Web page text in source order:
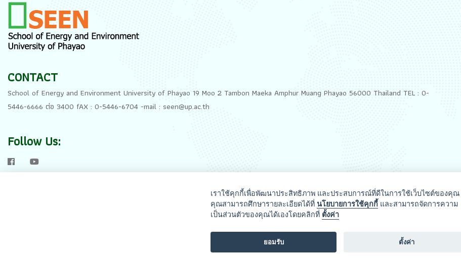
CONTACT
School of Energy and Environment University of Phayao 19 Moo 2 Tambon Maeka Amphur Muang Phayao 56000 Thailand TEL : 0-
5446-6666 ต่อ 3400 fAX : 0-5446-6704 -mail : seen@up.ac.th
Follow Us:
School of Energy and Environment University of Phayao . all rights reserved.
เราใช้คุกกี้เพื่อพัฒนาประสิทธิภาพ และประสบการณ์ที่ดีในการใช้เว็บไซต์ของคุณ
คุณสามารถศึกษารายละเอียดได้ที่ นโยบายการใช้คุกกี้ และสามารถจัดการความ
เป็นส่วนตัวของคุณได้เองโดยคลิกที่ ตั้งค่า
ยอมรับ ตั้งค่า